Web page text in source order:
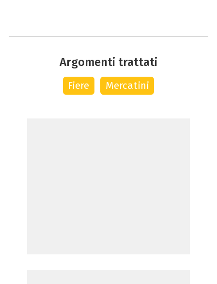
Argomenti trattati
Fiere Mercatini